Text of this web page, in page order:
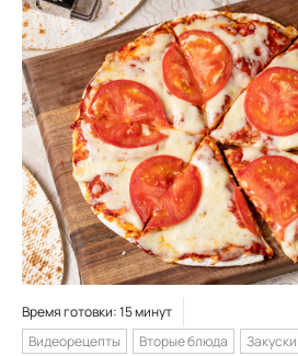
Время готовки: 15 минут
Видеорецепты
Вторые блюда Закуски